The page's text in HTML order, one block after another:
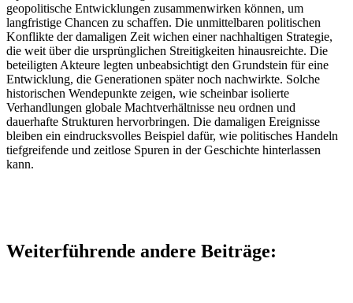
geopolitische Entwicklungen zusammenwirken können, um
langfristige Chancen zu schaffen. Die unmittelbaren politischen
Konflikte der damaligen Zeit wichen einer nachhaltigen Strategie,
die weit über die ursprünglichen Streitigkeiten hinausreichte. Die
beteiligten Akteure legten unbeabsichtigt den Grundstein für eine
Entwicklung, die Generationen später noch nachwirkte. Solche
historischen Wendepunkte zeigen, wie scheinbar isolierte
Verhandlungen globale Machtverhältnisse neu ordnen und
dauerhafte Strukturen hervorbringen. Die damaligen Ereignisse
bleiben ein eindrucksvolles Beispiel dafür, wie politisches Handeln
tiefgreifende und zeitlose Spuren in der Geschichte hinterlassen
kann.
Weiterführende andere Beiträge: